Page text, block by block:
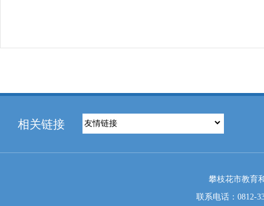
相关链接
攀枝花市教育
联系电话：0812-